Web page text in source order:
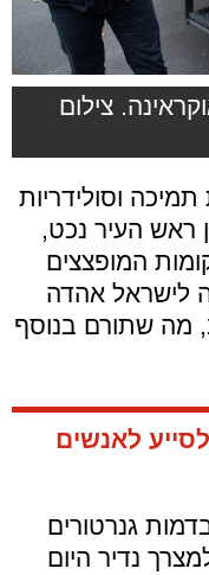
צילום
וסולידריות
ראש העיר נכט,
המופצצים
לישראל אהדה
מה שתורם בנוסף
לאנשים
גנרטורים
נדיר היום